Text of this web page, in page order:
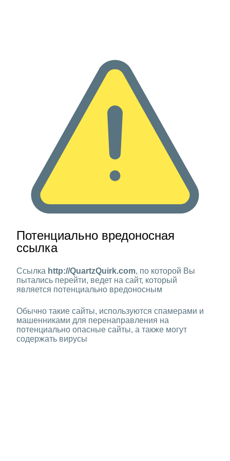
Потенциально вредоносная
ссылка
Ссылка http://QuartzQuirk.com, по которой Вы
пытались перейти, ведет на сайт, который
является потенциально вредоносным
Обычно такие сайты, используются спамерами и
машенниками для перенаправления на
потенциально опасные сайты, а также могут
содержать вирусы